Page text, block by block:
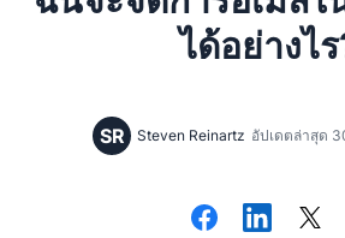
ได้อย่างไ
SR Steven Reinartz อัปเดตล่าสุด